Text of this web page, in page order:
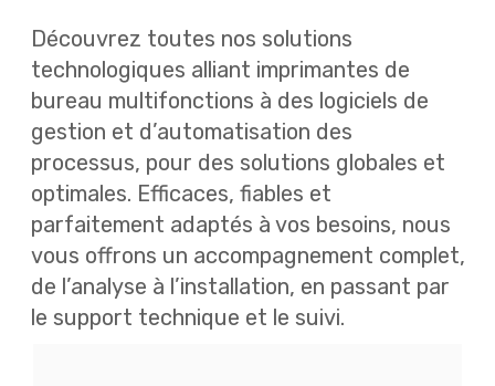
Découvrez toutes nos solutions
technologiques alliant imprimantes de
bureau multifonctions à des logiciels de
gestion et d’automatisation des
processus, pour des solutions globales et
optimales. Efficaces, fiables et
parfaitement adaptés à vos besoins, nous
vous offrons un accompagnement complet,
de l’analyse à l’installation, en passant par
le support technique et le suivi.